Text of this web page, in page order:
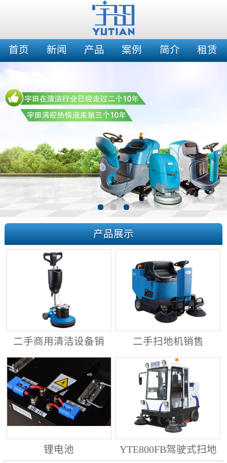
首页 新闻 产品 案例 简介 租赁
产品展示
二手商用清洁设备销
二手扫地机销售
锂电池
YTE800FB驾驶式扫地